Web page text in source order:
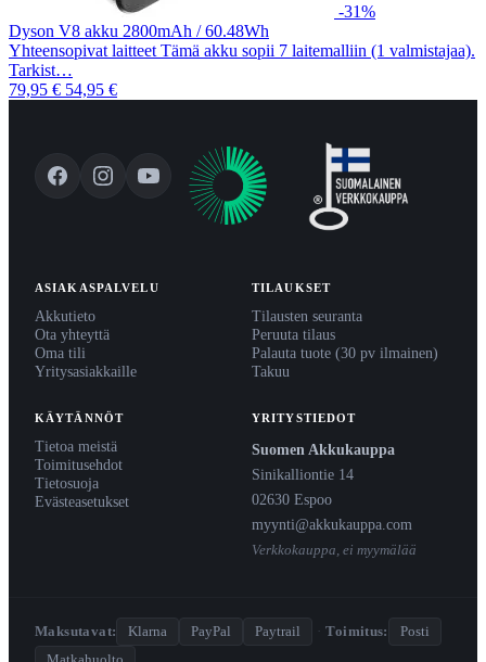
-31%
Dyson V8 akku 2800mAh / 60.48Wh
Yhteensopivat laitteet Tämä akku sopii 7 laitemalliin (1 valmistajaa).
Tarkist…
79,95 € 54,95 €
ASIAKASPALVELU
Akkutieto
Ota yhteyttä
Oma tili
Yritysasiakkaille
TILAUKSET
Tilausten seuranta
Peruuta tilaus
Palauta tuote (30 pv ilmainen)
Takuu
KÄYTÄNNÖT
Tietoa meistä
Toimitusehdot
Tietosuoja
Evästeasetukset
YRITYSTIEDOT
Suomen Akkukauppa
Sinikalliontie 14
02630 Espoo
myynti@akkukauppa.com
Verkkokauppa, ei myymälää
Maksutavat: Klarna PayPal Paytrail · Toimitus:
Posti